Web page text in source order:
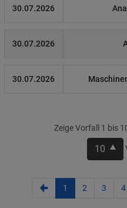
30.07.2026
30.07.2026
30.07.2026
Zeige Vorfall 1 bis
10
1 2 3 4